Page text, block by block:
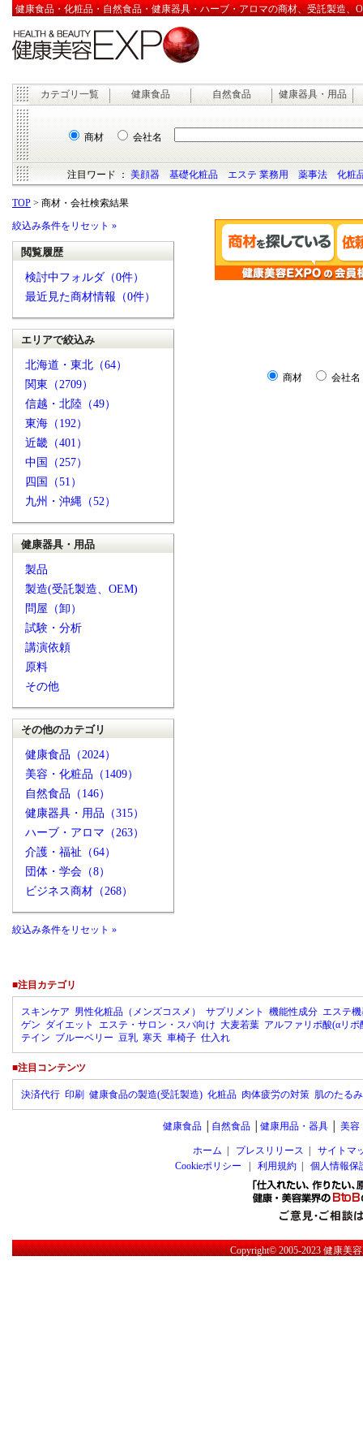
健康食品・化粧品・自然食品・健康器具・ハーブ・アロマの商材、受託製造、
カテゴリ一覧 健康食品 自然食品 健康器具・用品
商材 会社名
注目ワード ：美顔器 基礎化粧品 エステ 業務用 薬事法 化粧
TOP > 商材・会社検索結果
絞込み条件をリセット »
閲覧履歴
検討中フォルダ（0件）
最近見た商材情報（0件）
エリアで絞込み
北海道・東北（64）
関東（2709）
信越・北陸（49）
東海（192）
近畿（401）
中国（257）
四国（51）
九州・沖縄（52）
健康器具・用品
製品
製造(受託製造、OEM)
問屋（卸）
試験・分析
講演依頼
原料
その他
その他のカテゴリ
健康食品（2024）
美容・化粧品（1409）
自然食品（146）
健康器具・用品（315）
ハーブ・アロマ（263）
介護・福祉（64）
団体・学会（8）
ビジネス商材（268）
絞込み条件をリセット »
商材 会社名
■注目カテゴリ
スキンケア 男性化粧品（メンズコスメ） サプリメント 機能性成分 エステ
ゲン ダイエット エステ・サロン・スパ向け 大麦若葉 アルファリポ酸(αリポ
テイン ブルーベリー 豆乳 寒天 車椅子 仕入れ
■注目コンテンツ
決済代行 印刷 健康食品の製造(受託製造) 化粧品 肉体疲労の対策 肌のたる
健康食品│ 自然食品│ 健康用品・器具│ 美容
ホーム プレスリリース
サイトマ
Cookieポリシー
利用規約| 個人情報保
Copyright© 2005-2023健康美